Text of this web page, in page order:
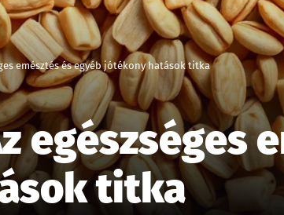
emésztés és egyéb jótékony hatások titka
egészséges
titka